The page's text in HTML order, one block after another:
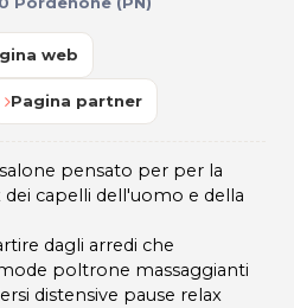
web
Pagina partner
pensato per per la
dei capelli dell'uomo e della
dagli arredi che
poltrone massaggianti
distensive pause relax